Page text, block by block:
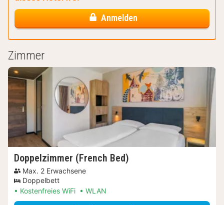
Anmelden
Zimmer
Doppelzimmer (French Bed)
Max. 2 Erwachsene
Doppelbett
Kostenfreies WiFi
WLAN